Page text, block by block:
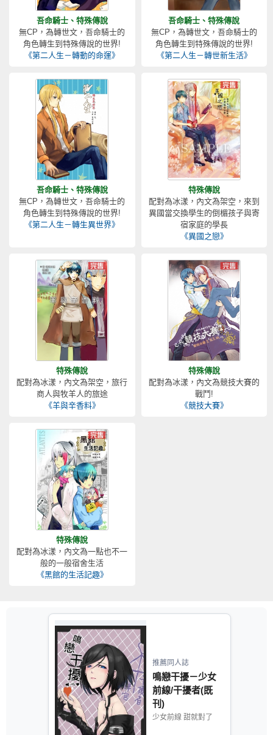
吾命騎士、特殊傳說
無CP，為轉世文，吾命騎士的
角色轉生到特殊傳說的世界!
《第二人生－轉動的命運》
吾命騎士、特殊傳說
無CP，為轉世文，吾命騎士的
角色轉生到特殊傳說的世界!
《第二人生－轉世新生活》
吾命騎士、特殊傳說
無CP，為轉世文，吾命騎士的
角色轉生到特殊傳說的世界!
《第二人生－轉生異世界》
特殊傳說
配對為冰漾，內文為架空，來到
異國當交換學生的倒楣孩子與寄
宿家庭的學長
《異國之戀》
特殊傳說
配對為冰漾，內文為架空，旅行
商人與牧羊人的旅途
《羊與辛香料》
特殊傳說
配對為冰漾，內文為競技大賽的
戰鬥!
《競技大賽》
特殊傳說
配對為冰漾，內文為一點也不一
般的一般宿舍生活
《黑館的生活記趣》
推薦同人誌
鳴戀干擾－少女
前線/干擾者(既
刊)
少女前線 甜就對了